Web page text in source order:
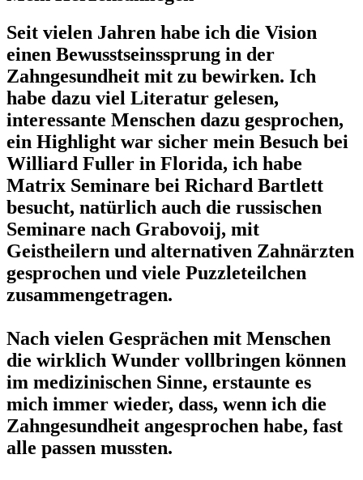
Seit vielen Jahren habe ich die Vision
einen Bewusstseinssprung in der
Zahngesundheit mit zu bewirken. Ich
habe dazu viel Literatur gelesen,
interessante Menschen dazu gesprochen,
ein Highlight war sicher mein Besuch bei
Williard Fuller in Florida, ich habe
Matrix Seminare bei Richard Bartlett
besucht, natürlich auch die russischen
Seminare nach Grabovoij, mit
Geistheilern und alternativen Zahnärzten
gesprochen und viele Puzzleteilchen
zusammengetragen.
Nach vielen Gesprächen mit Menschen
die wirklich Wunder vollbringen können
im medizinischen Sinne, erstaunte es
mich immer wieder, dass, wenn ich die
Zahngesundheit angesprochen habe, fast
alle passen mussten.